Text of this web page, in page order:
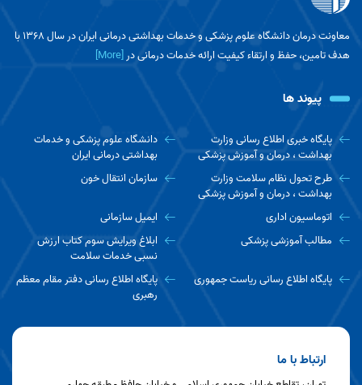
معاونت درمان دانشگاه علوم پزشکی و خدمات بهداشتی درمانی ایران در سال 1368 با
هدف تامین، حفظ و ارتقاء کیفیت ارائه خدمات درمانی در [More]
پیوند ها
پایگاه خبری اطلاع رسانی وزارت
بهداشت ، درمان و آموزش پزشکی
دانشگاه علوم پزشکی و خدمات
بهداشتی درمانی ایران
طرح تحول نظام سلامت وزارت
بهداشت ، درمان و آموزش پزشکی
سازمان انتقال خون
اتوماسیون اداری
ایمیل سازمانی
مطالب آموزشی پزشکی
ابلاغ ویرایش سوم کتاب ارزش
نسبی خدمات سلامت
پایگاه اطلاع رسانی ریاست جمهوری
پایگاه اطلاع رسانی دفتر مقام معظم
رهبری
ارتباط با ما